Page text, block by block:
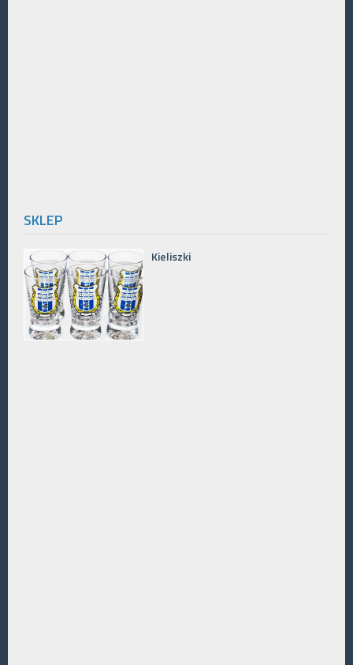
SKLEP
Kieliszki